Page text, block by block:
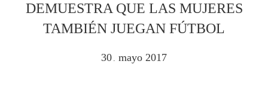
DEMUESTRA QUE LAS MUJERES
TAMBIÉN JUEGAN FÚTBOL
30 . mayo 2017